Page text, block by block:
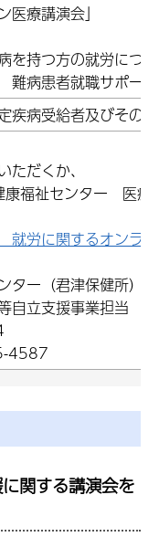
医療講演会」
を持つ方の就労につ
難病患者就職サポー
疾病受給者及びその
だくか、
福祉センター 医療
労に関するオンラ
ター（君津保健所）
自立支援事業担当
4587
関する講演会を